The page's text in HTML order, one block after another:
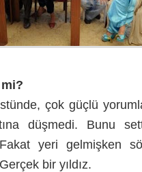
çok güçlü
düşmedi. Bunu
yeri gelmişken
bir yıldız.